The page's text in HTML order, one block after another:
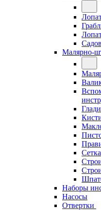
Малярно-
Наборы
Насосы
Отвертки